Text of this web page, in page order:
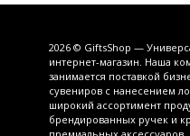
2026 © GiftsShop —
интернет-магазин. Наша
занимается поставкой
сувениров с нанесением
широкий ассортимент
брендированных ручек и